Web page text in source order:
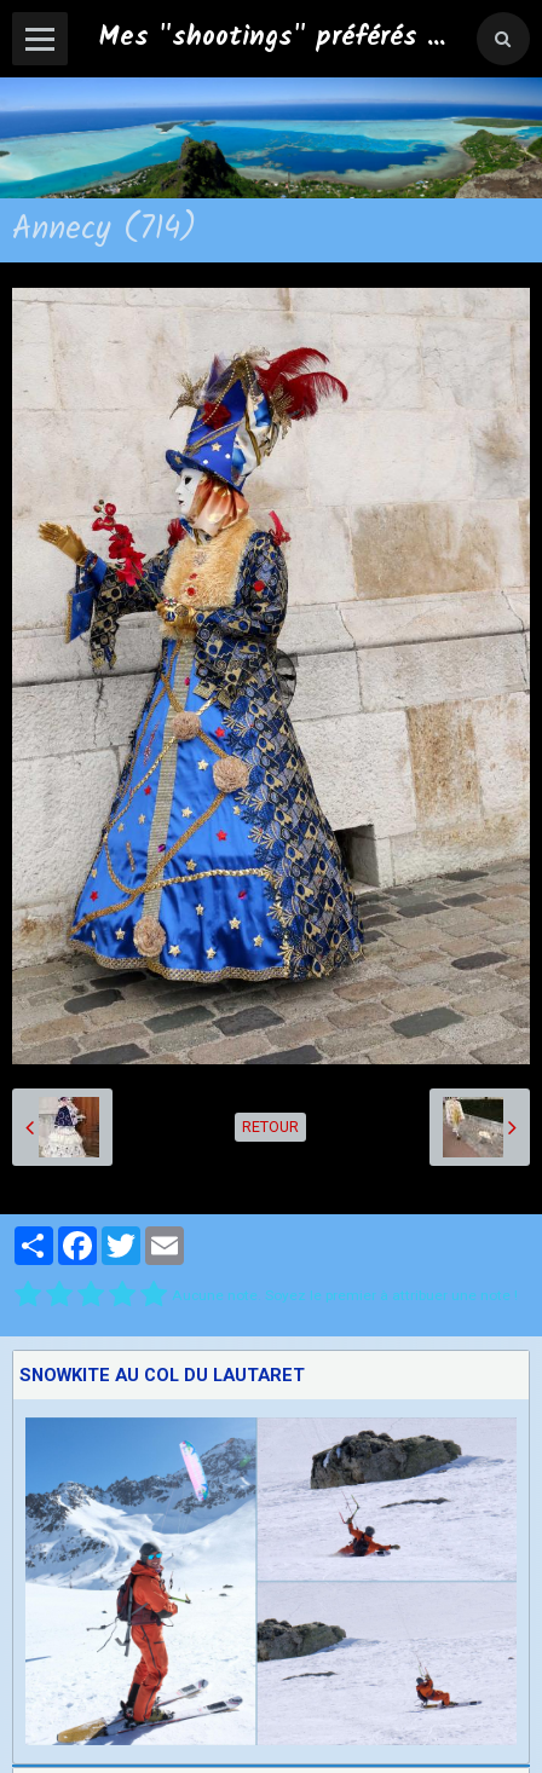
Mes "shootings" préférés ...
Annecy (714)
RETOUR
PartagerFacebook
Twitter
Aucune note. Soyez le premier à attribuer une note !
SNOWKITE AU COL DU LAUTARET